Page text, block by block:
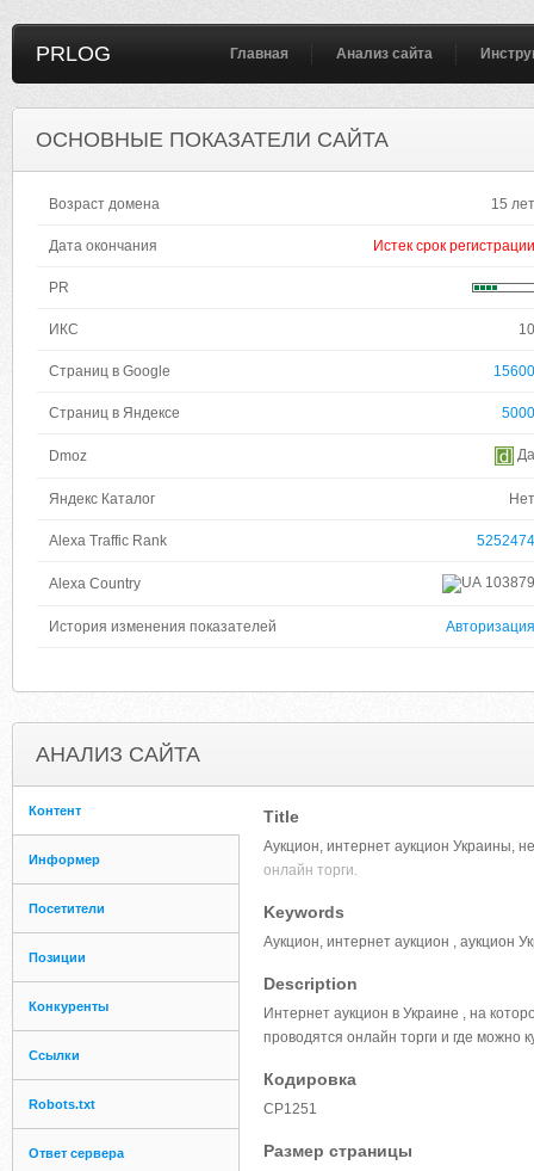
PRLOG Главная Анализ сайта
ОСНОВНЫЕ ПОКАЗАТЕЛИ САЙТА
Возраст домена 15 лет
Дата окончания Истек срок регистрации
PR
ИКС 10
Страниц в Google 15600
Страниц в Яндексе 5000
Dmoz Да
Яндекс Каталог Нет
Alexa Traffic Rank 5252474
Alexa Country 103879
История изменения показателей Авторизация
АНАЛИЗ САЙТА
Контент
Информер
Посетители
Позиции
Конкуренты
Ссылки
Robots.txt
Ответ сервера
Title
Аукцион, интернет аукцион Украины,
онлайн торги.
Keywords
Аукцион, интернет аукцион , аукцион
Description
Интернет аукцион в Украине , на
проводятся онлайн торги и где можно
Кодировка
CP1251
Размер страницы